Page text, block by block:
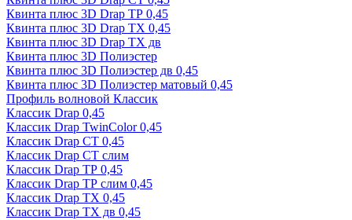
Квинта плюс 3D Drap ТР 0,45
Квинта плюс 3D Drap ТХ 0,45
Квинта плюс 3D Drap ТХ дв
Квинта плюс 3D Полиэстер
Квинта плюс 3D Полиэстер дв 0,45
Квинта плюс 3D Полиэстер матовый 0,45
Профиль волновой Классик
Классик Drap 0,45
Классик Drap TwinColor 0,45
Классик Drap СТ 0,45
Классик Drap СТ слим
Классик Drap ТР 0,45
Классик Drap ТР слим 0,45
Классик Drap ТХ 0,45
Классик Drap ТХ дв 0,45